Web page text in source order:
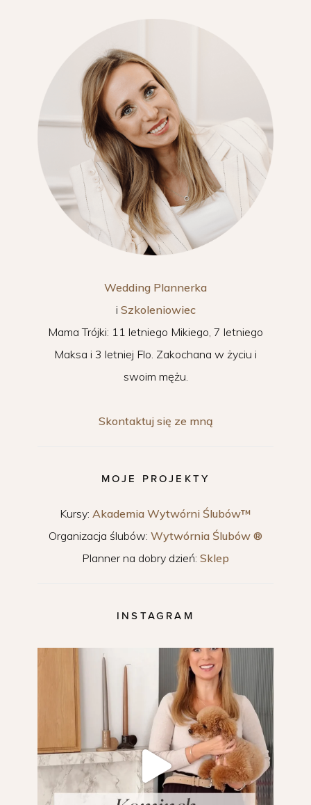
Wedding Plannerka
i Szkoleniowiec
Mama Trójki: 11 letniego Mikiego, 7 letniego
Maksa i 3 letniej Flo. Zakochana w życiu i
swoim mężu.
Skontaktuj się ze mną
MOJE PROJEKTY
Kursy: Akademia Wytwórni Ślubów™
Organizacja ślubów: Wytwórnia Ślubów ®
Planner na dobry dzień: Sklep
INSTAGRAM